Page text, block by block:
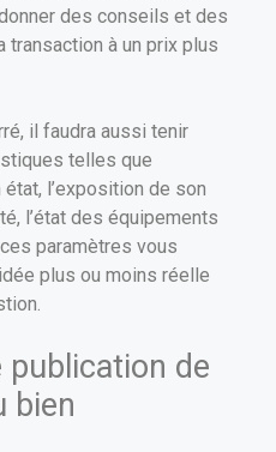
des conseils et des
à un prix plus
il faudra aussi tenir
telles que
état, l’exposition de son
l’état des équipements
paramètres vous
plus ou moins réelle
publication de
bien